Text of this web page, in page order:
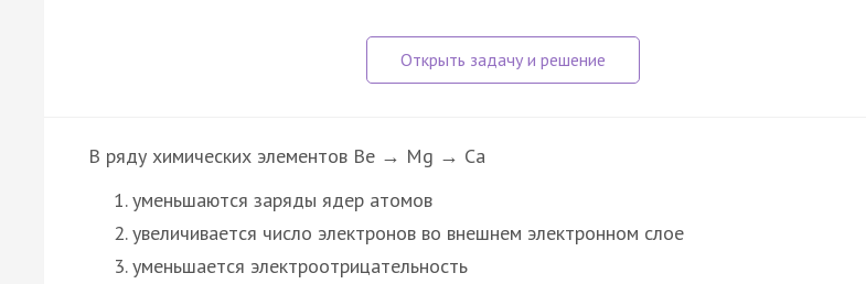
В ряду химических элементов Be → Mg → Ca
уменьшаются заряды ядер атомов
увеличивается число электронов во внешнем электронном слое
уменьшается электроотрицательность